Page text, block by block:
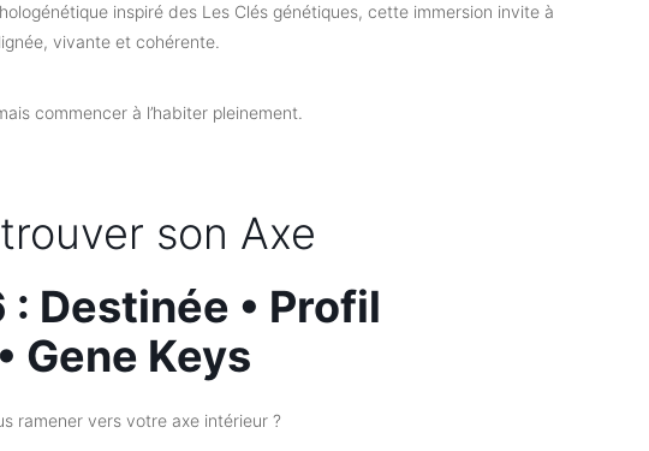
inspiré des Les Clés génétiques, cette immersion invite à
vivante et cohérente.
commencer à l’habiter pleinement.
son Axe
Destinée • Profil
Gene Keys
ramener vers votre axe intérieur ?